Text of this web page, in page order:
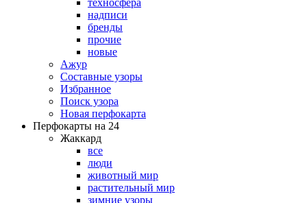
техносфера
надписи
бренды
прочие
новые
Ажур
Составные узоры
Избранное
Поиск узора
Новая перфокарта
Перфокарты на 24
Жаккард
все
люди
животный мир
растительный мир
зимние узоры